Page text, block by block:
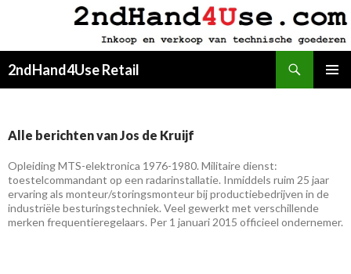
2ndHand4Use Retail
Alle berichten van Jos de Kruijf
Opleiding MTS-elektronica 1976-1980. Militaire dienst:
toestelcommandant op een radarinstallatie. Inmiddels ruim 25 jaar
ervaring als monteur/storingsmonteur bij productiebedrijven in de
industriële besturingstechniek. Veel gewerkt met verschillende
merken frequentieregelaars. Per 1 januari 2015 officieel ondernemer.